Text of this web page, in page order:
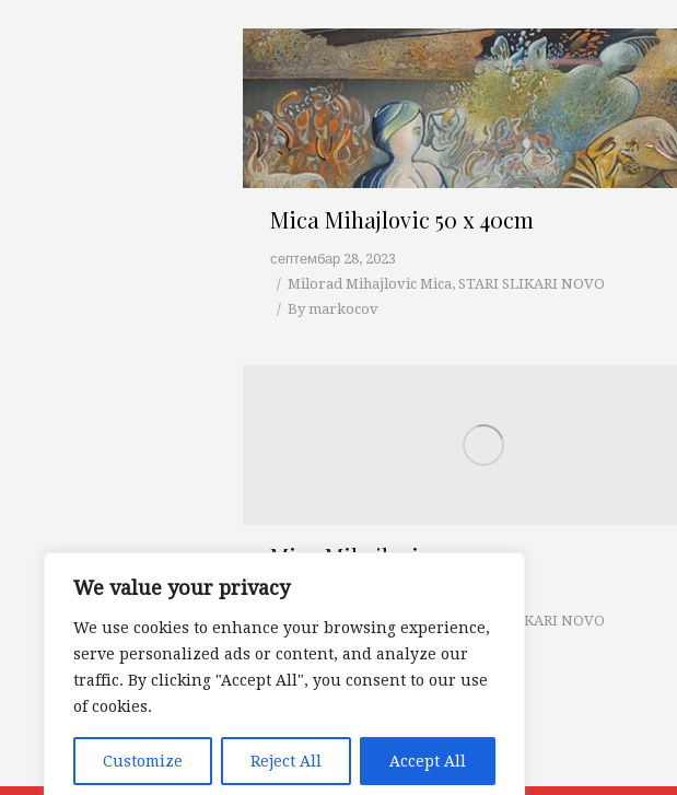
We value your privacy
We use cookies to enhance your browsing experience,
serve personalized ads or content, and analyze our
traffic. By clicking "Accept All", you consent to our use
of cookies.
Customize Reject All Accept All
Mica Mihajlovic 50 x 40cm
септембар 28, 2023
Milorad Mihajlovic Mica, STARI SLIKARI NOVO
Bymarkocov
Mica Mihajlovic 50x40cm
септембар 28, 2023
Milorad Mihajlovic Mica ,STARI SLIKARI NOVO
By
markocov